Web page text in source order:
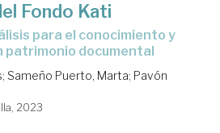
Fondo Kati
patrimonio documental
; Sameño Puerto, Marta; Pavón
2023